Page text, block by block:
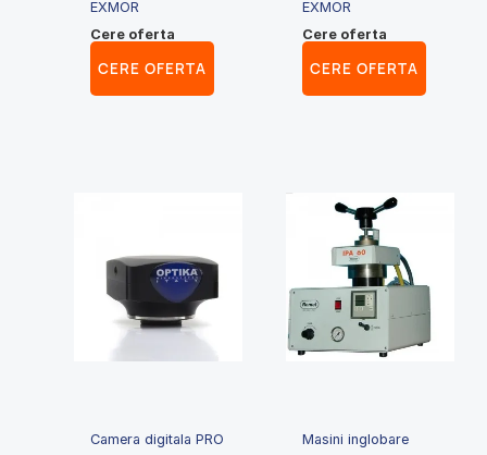
EXMOR
Cere oferta
CERE OFERTA
EXMOR
Cere oferta
CERE OFERTA
Camera digitala PRO
Masini inglobare